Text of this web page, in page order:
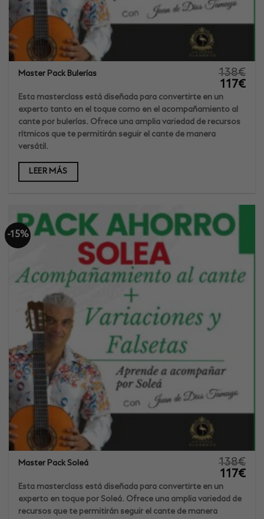
Master Pack Bulerías 138€
El
precio
original
era:
138€.
117€El
Esta masterclass está diseñada para convertirte en un
experto tanto en el toque como en el acompañamiento al
cante por bulerías. Ofrece una amplia variedad de recursos
rítmicos que te permitirán seguir el cante de manera
versátil.
LEER MÁS
-15%
Master Pack Soleá 138€
El
precio
original
era:
138€.
117€El
Esta masterclass está diseñada para convertirte en un
experto en toque por Soleá. Ofrece una amplia variedad de
recursos que te permitirán seguir el cante de manera